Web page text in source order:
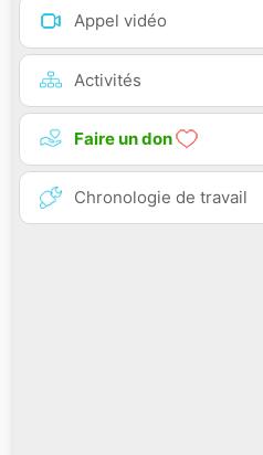
Appel vidéo
Activités
Faire un don
Chronologie de travail